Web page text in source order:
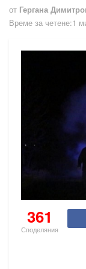
от Гергана
Време за четене:1
361
Споделяния